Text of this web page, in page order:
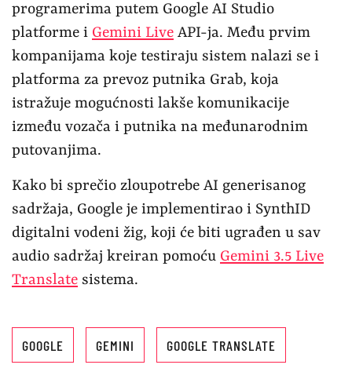
programerima putem Google AI Studio
platforme i Gemini Live API-ja. Među prvim
kompanijama koje testiraju sistem nalazi se i
platforma za prevoz putnika Grab, koja
istražuje mogućnosti lakše komunikacije
između vozača i putnika na međunarodnim
putovanjima.
Kako bi sprečio zloupotrebe AI generisanog
sadržaja, Google je implementirao i SynthID
digitalni vodeni žig, koji će biti ugrađen u sav
audio sadržaj kreiran pomoću Gemini 3.5 Live
Translate sistema.
GOOGLE GEMINI GOOGLE TRANSLATE